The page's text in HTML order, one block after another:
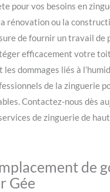
pour vos besoins en
rénovation ou la
de fournir un travail de
efficacement votre
les dommages liés à
de la zinguerie
Contactez-nous dès
de zinguerie de
de
Gée